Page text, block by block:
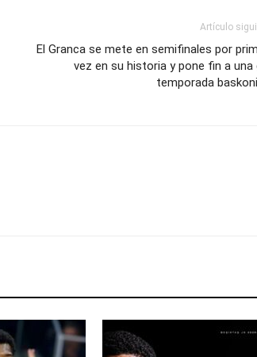
Artículo
El Granca se mete en semifinales por
vez en su historia y pone fin a una
temporada